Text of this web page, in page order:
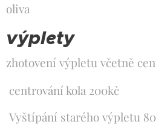
oliva
výplety
zhotovení výpletu včetně
centrování kola 200kč
Vyštípání starého výpletu